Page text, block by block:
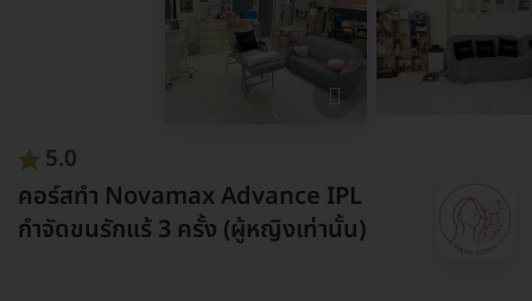
5.0
คอร์สทำ Novamax Advance IPL
กำจัดขนรักแร้ 3 ครั้ง (ผู้หญิงเท่านั้น)